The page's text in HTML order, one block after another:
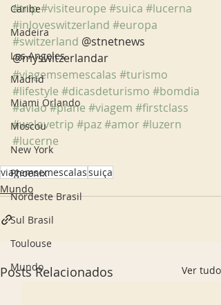
Caribe
Madeira
Los Angeles
Madrid
Miami Orlando
Moscou
New York
Phoenix
Nordeste Brasil
Sul Brasil
Toulouse
Mundo
#trip#visiteurope #suica #lucerna
#inloveswitzerland #europa
#switzerland @stnetnews
@myswitzerlandar
#viagemsemescalas #turismo
#lifestyle #dicasdeturismo #bomdia
#aviao#plane #viagem #firstclass
#welovetrip #paz#amor #luzern
#lucerne
viagemsemescalassuiça
Mundo
Posts Relacionados Ver tudo